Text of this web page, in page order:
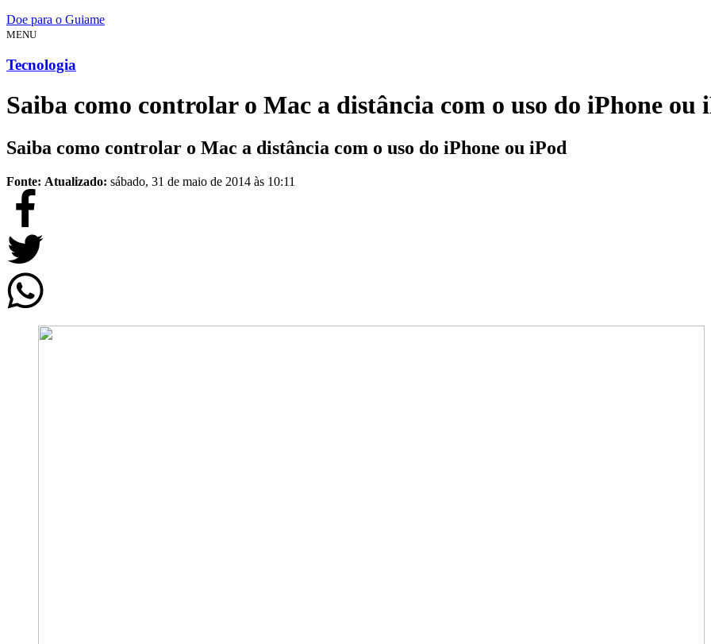
Doe para o Guiame
MENU
Tecnologia
Saiba como controlar o Mac a distância com o uso do iPhone ou
Saiba como controlar o Mac a distância com o uso do iPhone ou iPod
Fonte: Atualizado: sábado, 31 de maio de 2014 às 10:11